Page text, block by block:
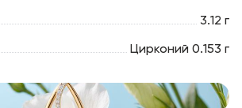
3.12 г
Цирконий 0.153 г